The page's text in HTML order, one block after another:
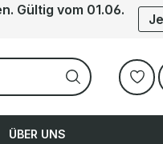
Gültig vom 01.06.
ÜBER UNS